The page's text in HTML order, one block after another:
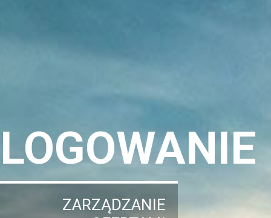
LOGOWANIE
ZARZĄDZANIE